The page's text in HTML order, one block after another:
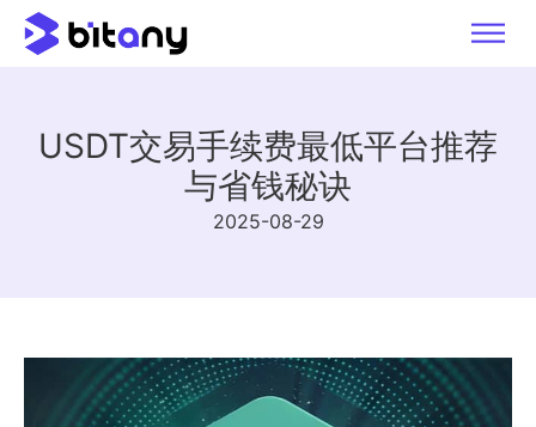
USDT交易手续费最低平台推荐
与省钱秘诀
2025-08-29